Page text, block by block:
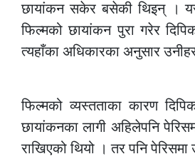
छायांकन सकेर बसेकी थिइन् ।
फिल्मको छायांकन पुरा गरेर
त्यहाँका अधिकारका अनुसार
फिल्मको व्यस्तताका कारण
छायांकनका लागी अहिलेपनि
राखिएको थियो । तर पनि